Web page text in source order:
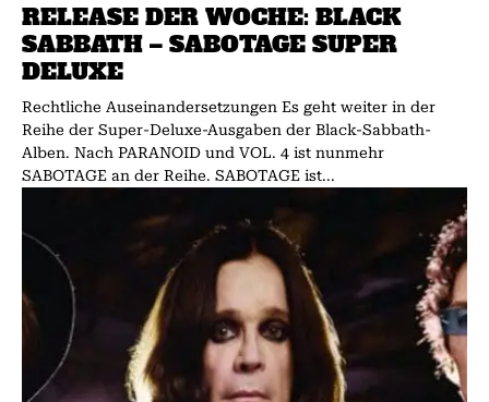
RELEASE DER WOCHE: BLACK
SABBATH – SABOTAGE SUPER
DELUXE
Rechtliche Auseinandersetzungen Es geht weiter in der
Reihe der Super-Deluxe-Ausgaben der Black-Sabbath-
Alben. Nach PARANOID und VOL. 4 ist nunmehr
SABOTAGE an der Reihe. SABOTAGE ist...